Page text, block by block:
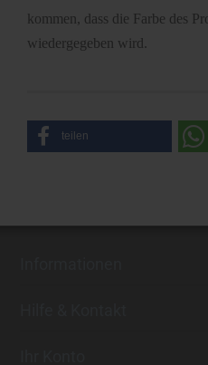
kommen, dass die Farbe des
wiedergegeben wird.
teilen